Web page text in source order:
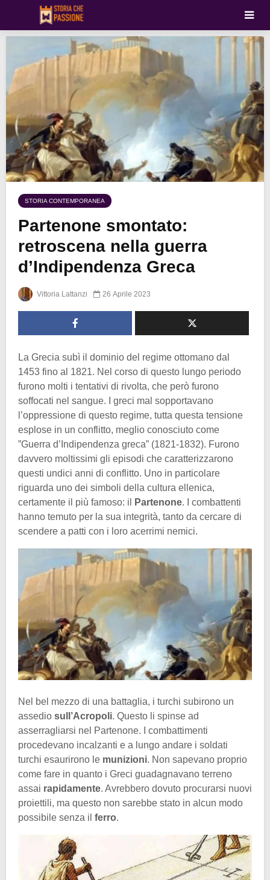
STORIA CONTEMPORANEA
Partenone smontato:
retroscena nella guerra
d’Indipendenza Greca
Vittoria Lattanzi 26 Aprile 2023
La Grecia subì il dominio del regime ottomano dal
1453 fino al 1821. Nel corso di questo lungo periodo
furono molti i tentativi di rivolta, che però furono
soffocati nel sangue. I greci mal sopportavano
l’oppressione di questo regime, tutta questa tensione
esplose in un conflitto, meglio conosciuto come
”Guerra d’Indipendenza greca” (1821-1832). Furono
davvero moltissimi gli episodi che caratterizzarono
questi undici anni di conflitto. Uno in particolare
riguarda uno dei simboli della cultura ellenica,
certamente il più famoso: il
Partenone. I combattenti
hanno temuto per la sua integrità, tanto da cercare di
scendere a patti con i loro acerrimi nemici.
Nel bel mezzo di una battaglia, i turchi subirono un
assedio sull’Acropoli. Questo li spinse ad
asserragliarsi nel Partenone. I combattimenti
procedevano incalzanti e a lungo andare i soldati
turchi esaurirono le munizioni. Non sapevano proprio
come fare in quanto i Greci guadagnavano terreno
assai rapidamente. Avrebbero dovuto procurarsi nuovi
proiettili, ma questo non sarebbe stato in alcun modo
possibile senza il ferro.